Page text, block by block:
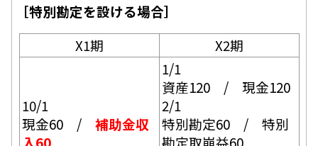
［特別勘定を設ける場合］
X1期
X2期
10/1
現金60 / 補助金収
1/1
資産120 / 現金120
2/1
特別勘定60 / 特別